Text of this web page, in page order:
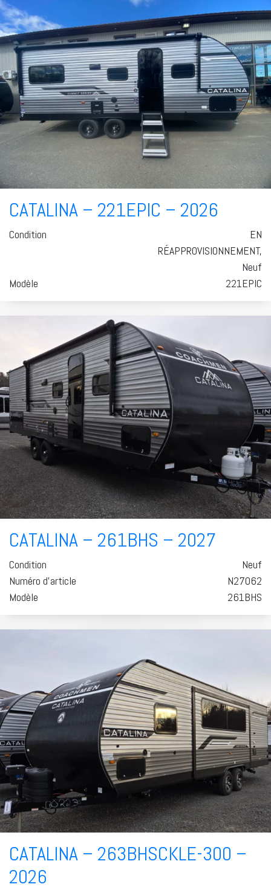
CATALINA – 221EPIC – 2026
Condition
EN
RÉAPPROVISIONNEMENT,
Neuf
Modèle
221EPIC
CATALINA – 261BHS – 2027
Condition
Neuf
Numéro d'article
N27062
Modèle
261BHS
CATALINA – 263BHSCKLE-300 –
2026